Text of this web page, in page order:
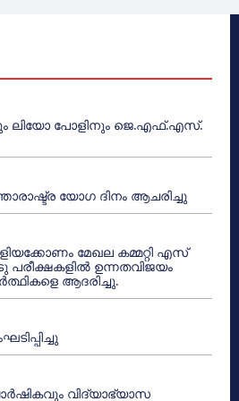
ലിയോ പോളിനും ജെ.എഫ്.എസ്.
യോഗ ദിനം ആചരിച്ചു
മേഖല കമ്മറ്റി എസ്
ഉന്നതവിജയം
ആദരിച്ചു.
വിദ്യാഭ്യാസ